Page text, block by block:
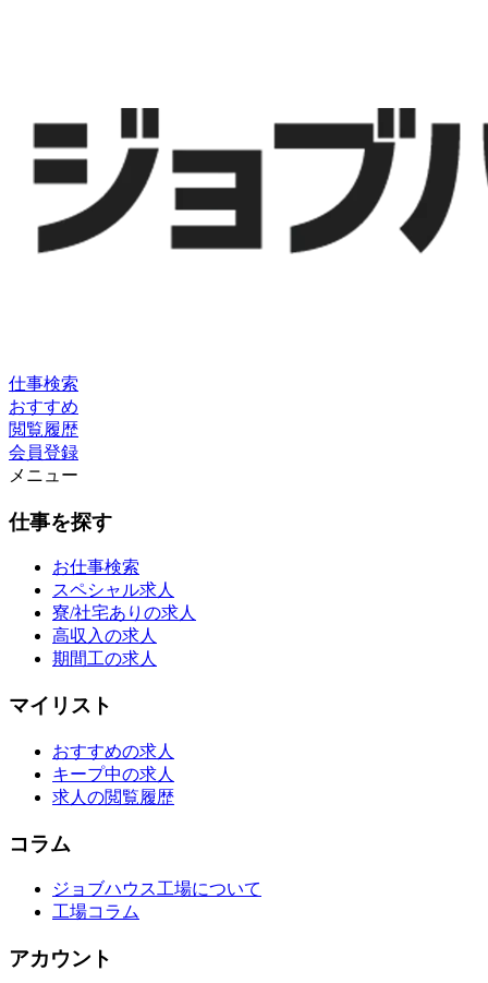
仕事検索
おすすめ
閲覧履歴
会員登録
メニュー
仕事を探す
お仕事検索
スペシャル求人
寮/社宅ありの求人
高収入の求人
期間工の求人
マイリスト
おすすめの求人
キープ中の求人
求人の閲覧履歴
コラム
ジョブハウス工場について
工場コラム
アカウント